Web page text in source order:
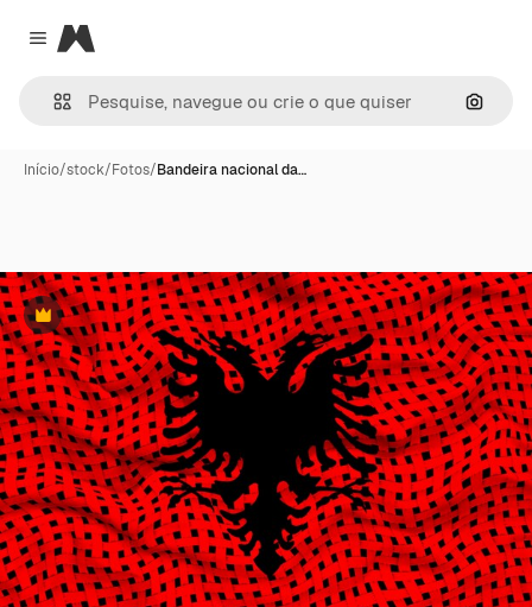
Close menu
Magnific
Início/stock/Fotos/Bandeira nacional da…
Premium